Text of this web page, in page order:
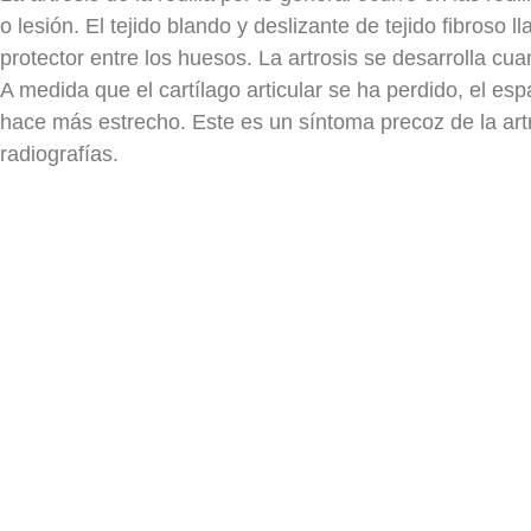
o lesión. El tejido blando y deslizante de tejido fibroso
protector entre los huesos. La artrosis se desarrolla
A medida que el cartílago articular se ha perdido, el
hace más estrecho. Este es un síntoma precoz de la
radiografías.